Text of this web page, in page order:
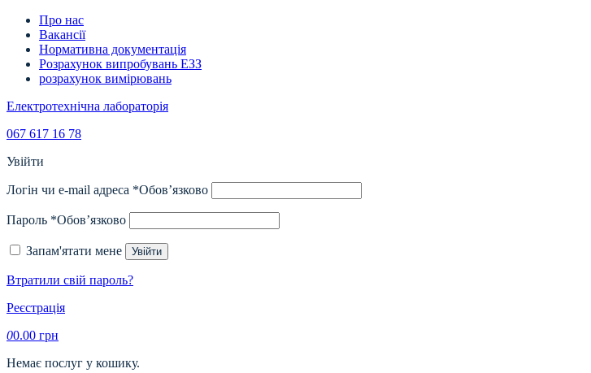
Про нас
Вакансії
Нормативна документація
Розрахунок випробувань ЕЗЗ
розрахунок вимірювань
Електротехнічна лабораторія
067 617 16 78
Увійти
Логін чи e-mail адреса *Обов’язково
Пароль *Обов’язково
Запам'ятати мене Увійти
Втратили свій пароль?
Реєстрація
00.00 грн
Немає послуг у кошику.